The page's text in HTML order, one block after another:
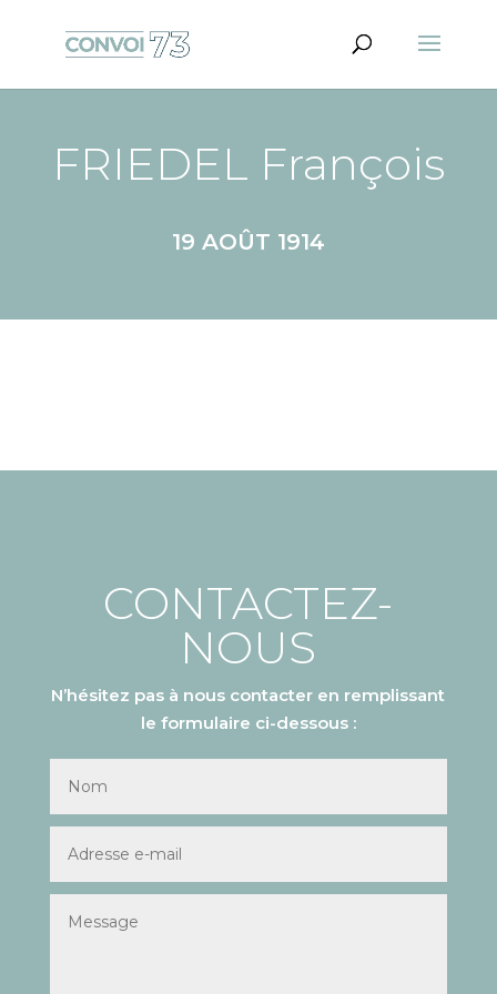
FRIEDEL François
19 AOÛT 1914
CONTACTEZ-
NOUS
N’hésitez pas à nous contacter en remplissant
le formulaire ci-dessous :